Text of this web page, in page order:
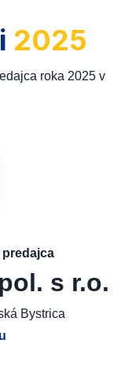
2025
roka 2025 v
s r.o.
Bystrica